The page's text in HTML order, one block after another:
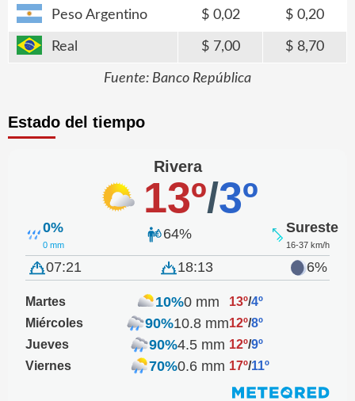
Peso Argentino 0,02 0,20
Real 7,00 8,70
Fuente: Banco República
Estado del tiempo
Rivera
13º/3º
0%
0 mm
64% Sureste
16-37 km/h
07:21 18:13 6%
Martes 10%0 mm 13º/4º
Miércoles
90%10.8 mm12º/8º
Jueves
90%4.5 mm 12º/9º
Viernes
70%0.6 mm 17º/11º